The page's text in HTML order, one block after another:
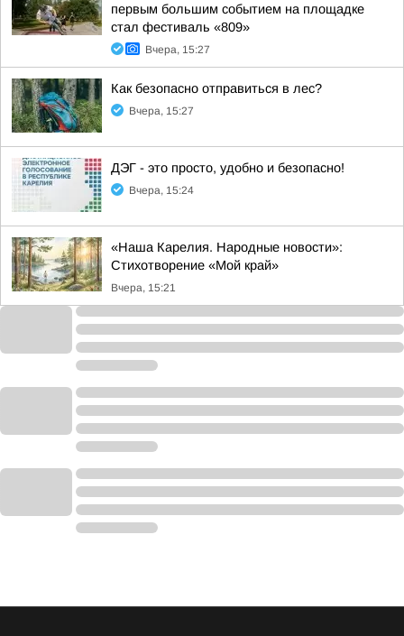
первым большим событием на площадке
стал фестиваль «809»
Вчера, 15:27
Как безопасно отправиться в лес?
Вчера, 15:27
ДЭГ - это просто, удобно и безопасно!
Вчера, 15:24
«Наша Карелия. Народные новости»:
Стихотворение «Мой край»
Вчера, 15:21